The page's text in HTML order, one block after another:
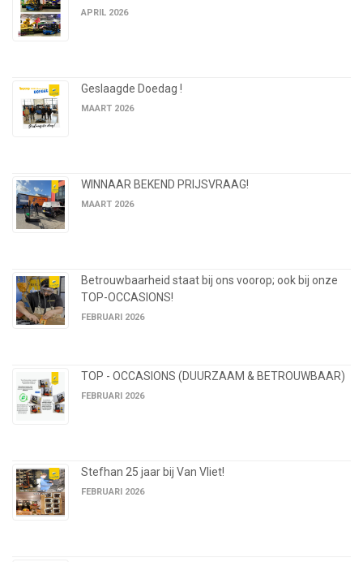
APRIL 2026
Geslaagde Doedag !
MAART 2026
WINNAAR BEKEND PRIJSVRAAG!
MAART 2026
Betrouwbaarheid staat bij ons voorop; ook bij onze
TOP-OCCASIONS!
FEBRUARI 2026
TOP - OCCASIONS (DUURZAAM & BETROUWBAAR)
FEBRUARI 2026
Stefhan 25 jaar bij Van Vliet!
FEBRUARI 2026